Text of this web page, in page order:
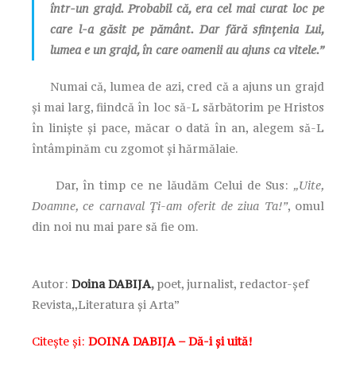
într-un grajd. Probabil că, era cel mai curat loc pe
care l-a găsit pe pământ. Dar fără sfinţenia Lui,
lumea e un grajd, în care oamenii au ajuns ca vitele.”
Numai că, lumea de azi, cred că a ajuns un grajd
şi mai larg, fiindcă în loc să-L sărbătorim pe Hristos
în linişte şi pace, măcar o dată în an, alegem să-L
întâmpinăm cu zgomot şi hărmălaie.
Dar, în timp ce ne lăudăm Celui de Sus: „Uite,
Doamne, ce carnaval Ți-am oferit de ziua Ta!”, omul
din noi nu mai pare să fie om.
Autor: Doina DABIJA, poet, jurnalist, redactor-șef
Revista,,Literatura și Arta”
Citește și: DOINA DABIJA – Dă-i şi uită!